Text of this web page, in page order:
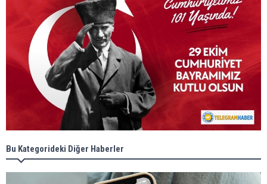
Bu Kategorideki Diğer Haberler